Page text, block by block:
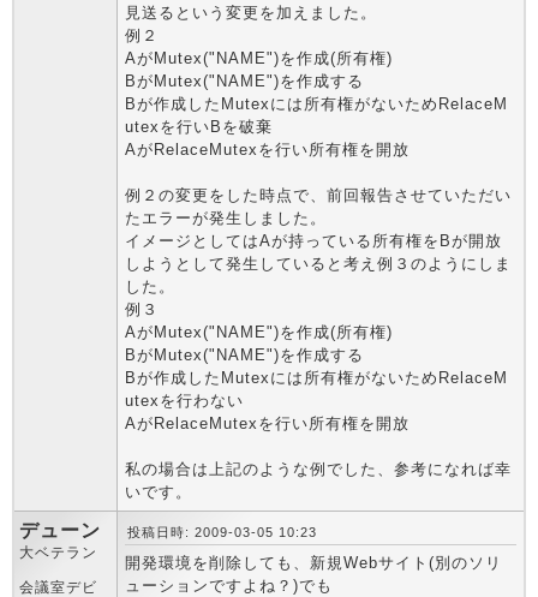
見送るという変更を加えました。
例２
AがMutex("NAME")を作成(所有権)
BがMutex("NAME")を作成する
Bが作成したMutexには所有権がないためRelaceM
utexを行いBを破棄
AがRelaceMutexを行い所有権を開放
例２の変更をした時点で、前回報告させていただい
たエラーが発生しました。
イメージとしてはAが持っている所有権をBが開放
しようとして発生していると考え例３のようにしま
した。
例３
AがMutex("NAME")を作成(所有権)
BがMutex("NAME")を作成する
Bが作成したMutexには所有権がないためRelaceM
utexを行わない
AがRelaceMutexを行い所有権を開放
私の場合は上記のような例でした、参考になれば幸
いです。
デューン
大ベテラン
会議室デビ
投稿日時: 2009-03-05 10:23
開発環境を削除しても、新規Webサイト(別のソリ
ューションですよね？)でも